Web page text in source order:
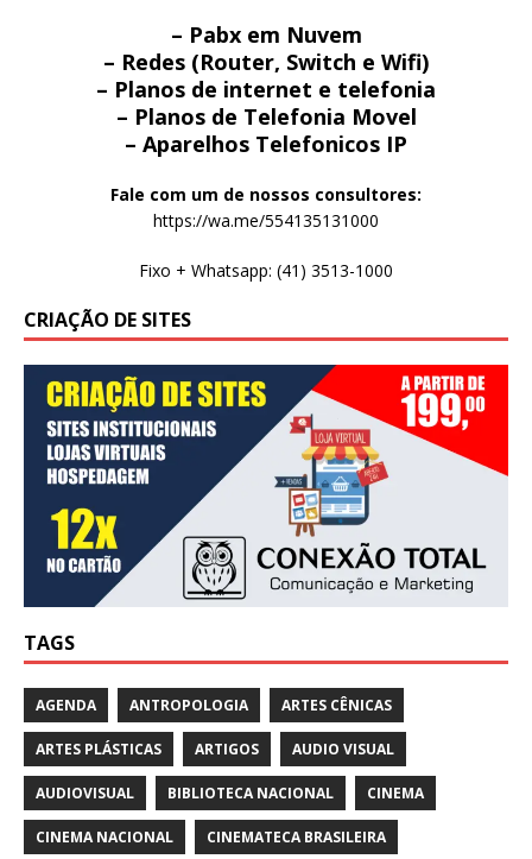
– Pabx em Nuvem
– Redes (Router, Switch e Wifi)
– Planos de internet e telefonia
– Planos de Telefonia Movel
– Aparelhos Telefonicos IP
Fale com um de nossos consultores:
https://wa.me/554135131000
Fixo + Whatsapp: (41) 3513-1000
CRIAÇÃO DE SITES
TAGS
AGENDA ANTROPOLOGIA ARTES CÊNICAS
ARTES PLÁSTICAS ARTIGOS AUDIO VISUAL
AUDIOVISUAL BIBLIOTECA NACIONAL CINEMA
CINEMA NACIONAL CINEMATECA BRASILEIRA